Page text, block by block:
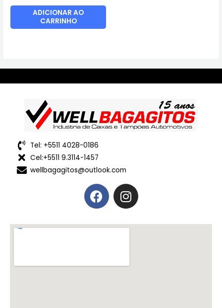
ADICIONAR AO
CARRINHO
Tel: +5511 4028-0186
Cel:+5511 9.3114-1457
wellbagagitos@outlook.com